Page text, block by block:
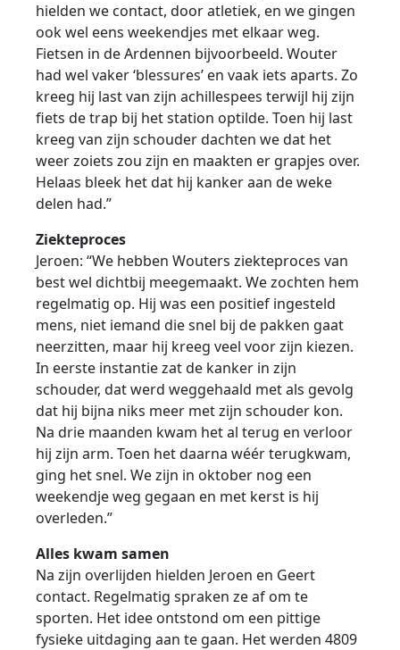
hielden we contact, door atletiek, en we gingen
ook wel eens weekendjes met elkaar weg.
Fietsen in de Ardennen bijvoorbeeld. Wouter
had wel vaker ‘blessures’ en vaak iets aparts. Zo
kreeg hij last van zijn achillespees terwijl hij zijn
fiets de trap bij het station optilde. Toen hij last
kreeg van zijn schouder dachten we dat het
weer zoiets zou zijn en maakten er grapjes over.
Helaas bleek het dat hij kanker aan de weke
delen had.”
Ziekteproces
Jeroen: “We hebben Wouters ziekteproces van
best wel dichtbij meegemaakt. We zochten hem
regelmatig op. Hij was een positief ingesteld
mens, niet iemand die snel bij de pakken gaat
neerzitten, maar hij kreeg veel voor zijn kiezen.
In eerste instantie zat de kanker in zijn
schouder, dat werd weggehaald met als gevolg
dat hij bijna niks meer met zijn schouder kon.
Na drie maanden kwam het al terug en verloor
hij zijn arm. Toen het daarna wéér terugkwam,
ging het snel. We zijn in oktober nog een
weekendje weg gegaan en met kerst is hij
overleden.”
Alles kwam samen
Na zijn overlijden hielden Jeroen en Geert
contact. Regelmatig spraken ze af om te
sporten. Het idee ontstond om een pittige
fysieke uitdaging aan te gaan. Het werden 4809